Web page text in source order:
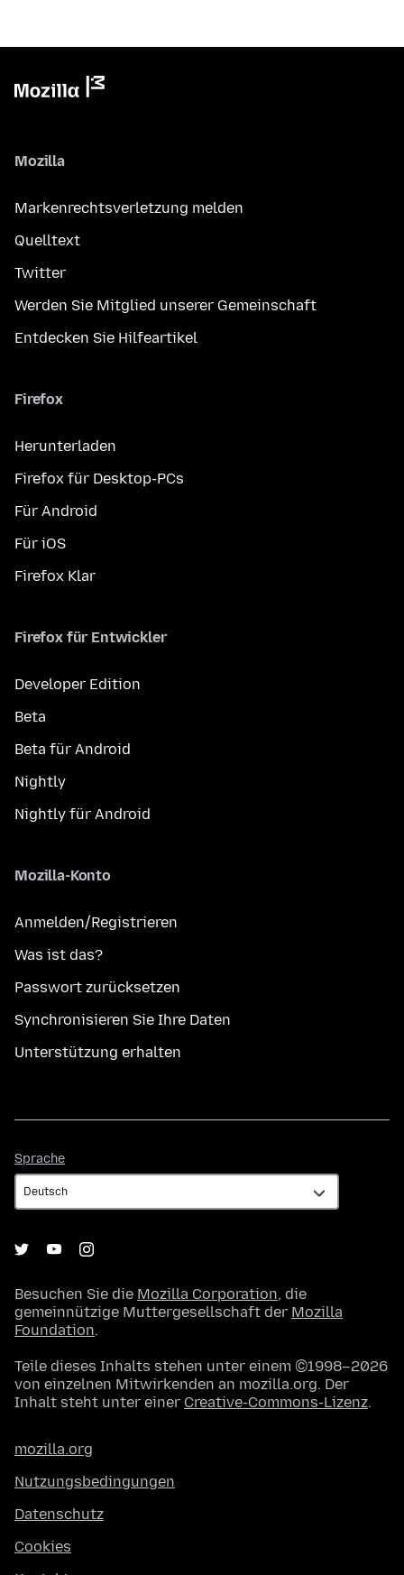
Mozilla
Markenrechtsverletzung melden
Quelltext
Twitter
Werden Sie Mitglied unserer Gemeinschaft
Entdecken Sie Hilfeartikel
Firefox
Herunterladen
Firefox für Desktop-PCs
Für Android
Für iOS
Firefox Klar
Firefox für Entwickler
Developer Edition
Beta
Beta für Android
Nightly
Nightly für Android
Mozilla-Konto
Anmelden/Registrieren
Was ist das?
Passwort zurücksetzen
Synchronisieren Sie Ihre Daten
Unterstützung erhalten
Sprache
Besuchen Sie die Mozilla Corporation, die
gemeinnützige Muttergesellschaft der Mozilla
Foundation.
Teile dieses Inhalts stehen unter einem ©1998–2026
von einzelnen Mitwirkenden an mozilla.org. Der
Inhalt steht unter einer Creative-Commons-Lizenz.
mozilla.org
Nutzungsbedingungen
Datenschutz
Cookies